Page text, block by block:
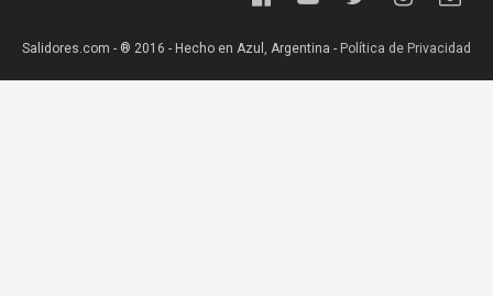
Salidores.com - ® 2016 - Hecho en Azul, Argentina - Política de Privacidad